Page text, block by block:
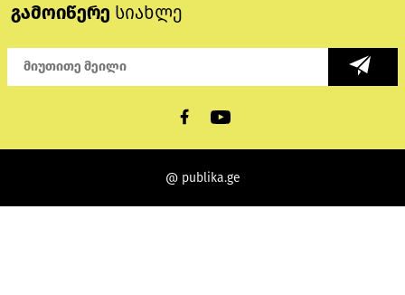
გამოიწერე სიახლე
@ publika.ge